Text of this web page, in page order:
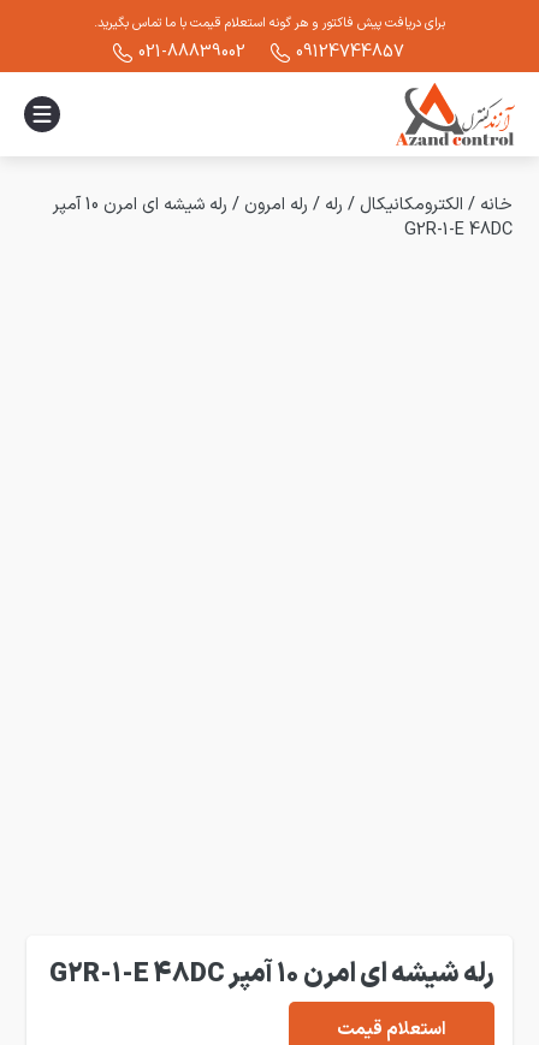
برای دریافت پیش فاکتور و هر گونه استعلام قیمت با ما تماس بگیرید.
09124744857
021-88839002
خانه / الکترومکانیکال / رله / رله امرون /
رله شیشه ای امرن 10 آمپر
G2R-1-E 48DC
رله شیشه ای امرن 10 آمپر G2R-1-E 48DC
استعلام قیمت